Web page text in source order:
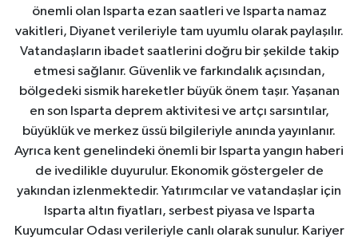
önemli olan Isparta ezan saatleri ve Isparta namaz
vakitleri, Diyanet verileriyle tam uyumlu olarak paylaşılır.
Vatandaşların ibadet saatlerini doğru bir şekilde takip
etmesi sağlanır. Güvenlik ve farkındalık açısından,
bölgedeki sismik hareketler büyük önem taşır. Yaşanan
en son Isparta deprem aktivitesi ve artçı sarsıntılar,
büyüklük ve merkez üssü bilgileriyle anında yayınlanır.
Ayrıca kent genelindeki önemli bir Isparta yangın haberi
de ivedilikle duyurulur. Ekonomik göstergeler de
yakından izlenmektedir. Yatırımcılar ve vatandaşlar için
Isparta altın fiyatları, serbest piyasa ve Isparta
Kuyumcular Odası verileriyle canlı olarak sunulur. Kariyer